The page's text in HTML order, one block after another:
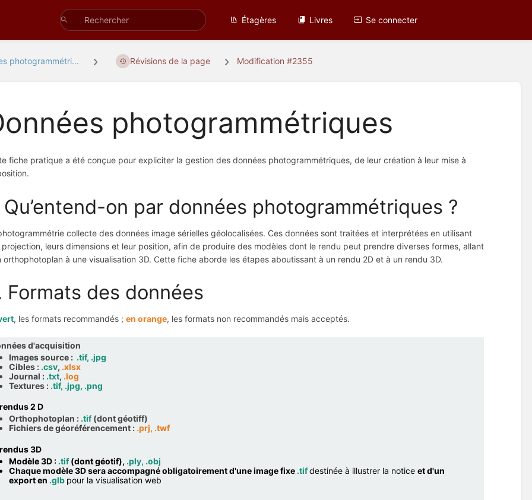
Étagères Livres Se connecter
photogrammétri... Révisions de la page Modification #2355
photogrammétriques
fiche pratique a été conçue pour expliciter la gestion des données photogrammétriques, de leur création à leur mise à
Qu’entend-on par données photogrammétriques ?
collecte des données image sérielles géolocalisées. Ces données sont traitées et interprétées en utilisant
projection, leurs dimensions et leur position, afin de produire des modèles dont le rendu peut prendre diverses formes, allant
orthophotoplan à une visualisation 3D. Cette fiche aborde les étapes aboutissant à un rendu 2D et à un rendu 3D.
Formats des données
, les formats recommandés ;en orange, les formats non recommandés mais acceptés.
d'acquisition
Images source : .tif, .jpg
Cibles : .csv, .xlsx
Journal : .txt, .log
Textures : .tif, .jpg, .png
2 D
Orthophotoplan : .tif(dont géotiff)
Fichiers de géoréférencement : .prj, .twf
3D
Modèle 3D : .tif(dont géotif), .ply, .obj
Chaque modèle 3D sera accompagné obligatoirement d'une image fixe .tifdestinée à illustrer la noticeet d'un
export en .glb pour la visualisation web